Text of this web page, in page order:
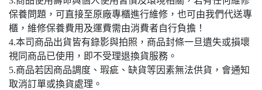
保養問題，可直接至原廠專櫃進行維修，也可由我們代送專
櫃，維修保養費用及運費需由消費者自行負擔！
4.本司商品出貨皆有錄影與拍照，商品封條一旦遺失或損壞
視同商品已使用，即不受理退換貨服務。
5.商品若因商品調度、瑕疵、缺貨等因素無法供貨，會通知
取消訂單或換貨處理。